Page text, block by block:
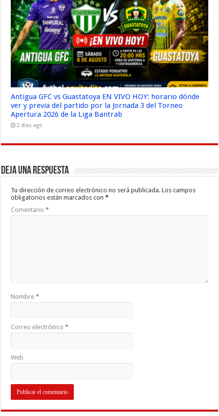
Antigua GFC vs Guastatoya EN VIVO HOY: horario dónde
ver y previa del partido por la Jornada 3 del Torneo
Apertura 2026 de la Liga Bantrab
2 días ago
Deja una respuesta
Tu dirección de correo electrónico no será publicada. Los campos
obligatorios están marcados con*
Comentario*
Nombre*
Correo electrónico*
Web